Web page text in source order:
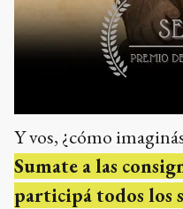
Y vos, ¿cómo
Sumate a las
participá todos los